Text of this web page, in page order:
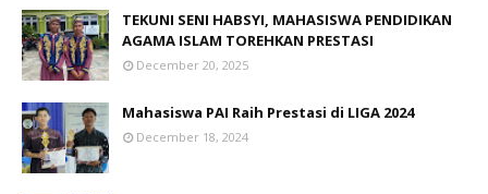
TEKUNI SENI HABSYI, MAHASISWA PENDIDIKAN
AGAMA ISLAM TOREHKAN PRESTASI
December 20, 2025
Mahasiswa PAI Raih Prestasi di LIGA 2024
December 18, 2024